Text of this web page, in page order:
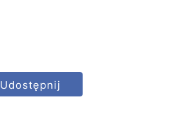
Udostępnij